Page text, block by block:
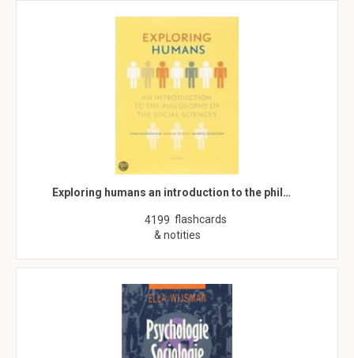
Exploring humans an introduction to the phil…
4199 flashcards
& notities